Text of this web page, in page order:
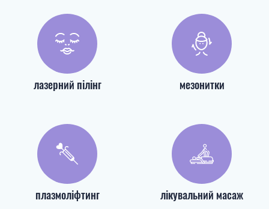
лазерний пілінг мезонитки
плазмоліфтинг лікувальний масаж